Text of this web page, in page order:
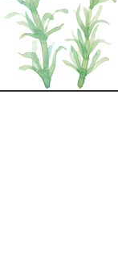
ページの